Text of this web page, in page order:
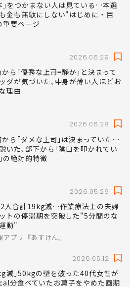
｣をつかまない人は見ている…本選
金も無駄にしない"はじめに・目
要ページ
2026.06.29
ら｢優秀な上司=静か｣と決まって
ダが気づいた､中身が薄い人ほどお
理由
2026.06.28
ら｢ダメな上司｣は決まっていた…
いた､部下から｢陰口を叩かれてい
の絶対的特徴
2026.05.26
人合計19kg減…作業療法士の夫婦
トの停滞期を突破した"5分間のな
動"
プリ『あすけん』
2026.05.12
減｣50kgの壁を破った40代女性が
分食べていたお菓子をやめた画期